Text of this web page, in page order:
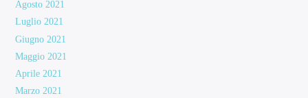
Agosto 2021
Luglio 2021
Giugno 2021
Maggio 2021
Aprile 2021
Marzo 2021